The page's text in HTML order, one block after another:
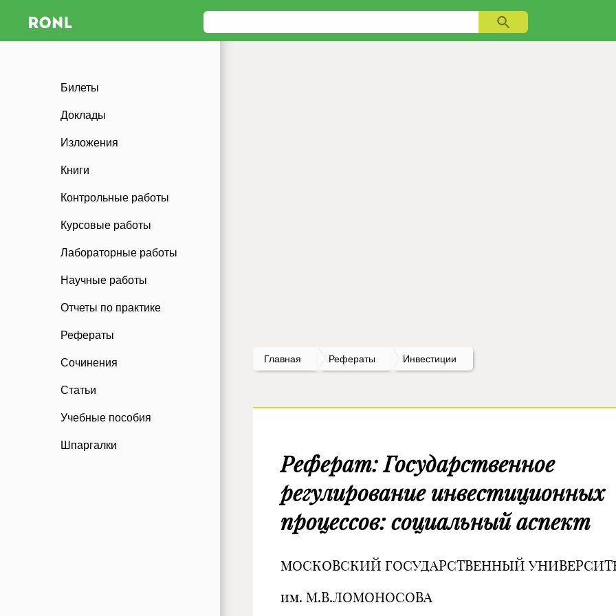
Билеты
Доклады
Изложения
Книги
Контрольные работы
Курсовые работы
Лабораторные работы
Научные работы
Отчеты по практике
Рефераты
Сочинения
Статьи
Учебные пособия
Шпаргалки
Главная Рефераты Инвестиции
Реферат: Государственное
регулирование инвестиционных
процессов: социальный аспект
МОСКОВСКИЙ ГОСУДАРСТВЕННЫЙ
им. М.В.ЛОМОНОСОВА